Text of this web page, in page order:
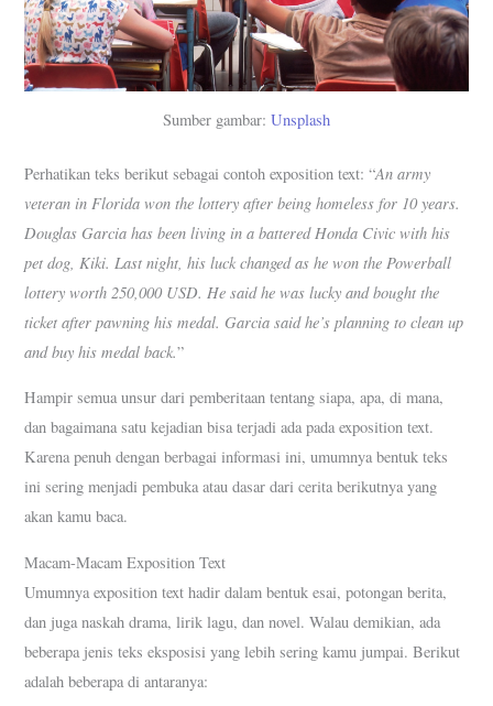
Sumber gambar: Unsplash
Perhatikan teks berikut sebagai contoh exposition text: “An army
veteran in Florida won the lottery after being homeless for 10 years.
Douglas Garcia has been living in a battered Honda Civic with his
pet dog, Kiki. Last night, his luck changed as he won the Powerball
lottery worth 250,000 USD. He said he was lucky and bought the
ticket after pawning his medal. Garcia said he’s planning to clean up
and buy his medal back.”
Hampir semua unsur dari pemberitaan tentang siapa, apa, di mana,
dan bagaimana satu kejadian bisa terjadi ada pada exposition text.
Karena penuh dengan berbagai informasi ini, umumnya bentuk teks
ini sering menjadi pembuka atau dasar dari cerita berikutnya yang
akan kamu baca.
Macam-Macam Exposition Text
Umumnya exposition text hadir dalam bentuk esai, potongan berita,
dan juga naskah drama, lirik lagu, dan novel. Walau demikian, ada
beberapa jenis teks eksposisi yang lebih sering kamu jumpai. Berikut
adalah beberapa di antaranya: